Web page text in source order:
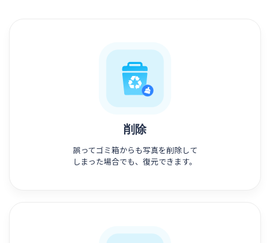
削除
誤ってゴミ箱からも写真を削除して
しまった場合でも、復元できます。